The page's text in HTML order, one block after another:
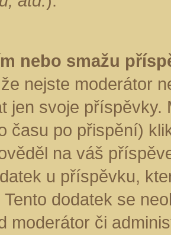
nebo smažu
nejste moderátor
jen svoje
času po přispění)
na váš
u příspěvku,
Tento dodatek se
moderátor či